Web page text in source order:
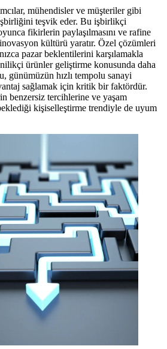
mühendisler ve müşteriler gibi
teşvik eder. Bu işbirlikçi
fikirlerin paylaşılmasını ve rafine
kültürü yaratır. Özel çözümleri
pazar beklentilerini karşılamakla
ürünler geliştirme konusunda daha
günümüzün hızlı tempolu sanayi
sağlamak için kritik bir faktördür.
benzersiz tercihlerine ve yaşam
kişiselleştirme trendiyle de uyum